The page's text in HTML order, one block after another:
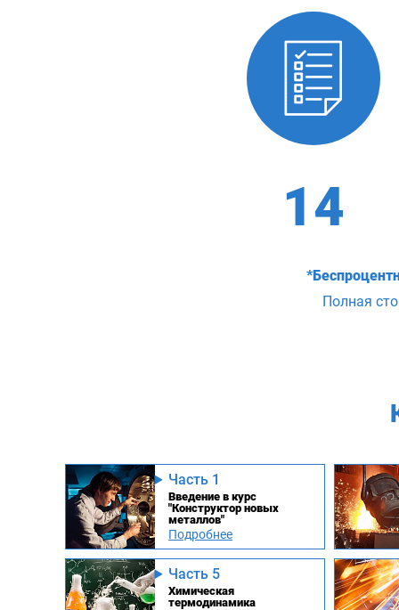
14
Полная
Часть 1
Введение в курс
"Конструктор новых
металлов"
Подробнее
Часть 5
Химическая
термодинамика